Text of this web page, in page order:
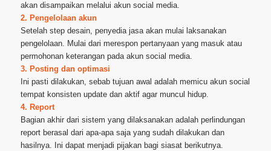
akan disampaikan melalui akun social media.
2. Pengelolaan akun
Setelah step desain, penyedia jasa akan mulai laksanakan
pengelolaan. Mulai dari merespon pertanyaan yang masuk atau
permohonan keterangan pada akun social media.
3. Posting dan optimasi
Ini pasti dilakukan, sebab tujuan awal adalah memicu akun social
tempat konsisten update dan aktif agar muncul hidup.
4. Report
Bagian akhir dari sistem yang dilaksanakan adalah perlindungan
report berasal dari apa-apa saja yang sudah dilakukan dan
hasilnya. Ini dapat menjadi pijakan bagi siasat berikutnya.